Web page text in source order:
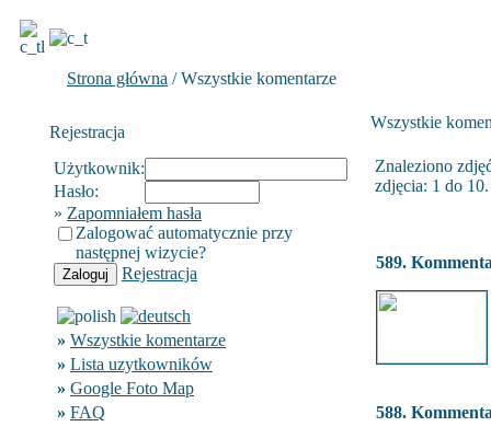
Strona główna / Wszystkie komentarze
Rejestracja
Użytkownik:
Hasło:
» Zapomniałem hasła
Zalogować automatycznie przy
następnej wizycie?
Rejestracja
» Wszystkie komentarze
» Lista uzytkowników
» Google Foto Map
» FAQ
Wszystkie
Znaleziono
zdjęcia: 1 do 10.
589.
588.